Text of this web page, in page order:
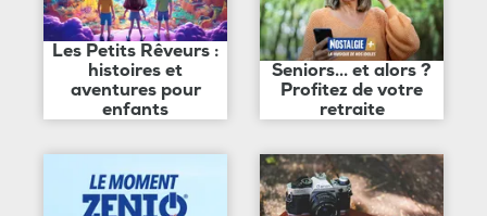
Les Petits Rêveurs :
histoires et
aventures pour
enfants
Seniors... et alors ?
Profitez de votre
retraite